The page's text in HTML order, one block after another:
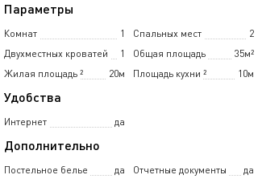
Параметры
Комнат 1 Спальных мест
2
Двухместных кроватей
1 Общая площадь
35м²
Жилая площадь
20м
² Площадь кухни 10м
²
Удобства
Интернет да
Дополнительно
Постельное белье да Отчетные документы
да